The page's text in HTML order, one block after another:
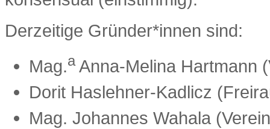
Derzeitige Gründer*innen sind:
Mag.aAnna-Melina Hartmann
Dorit Haslehner-Kadlicz
Mag. Johannes Wahala